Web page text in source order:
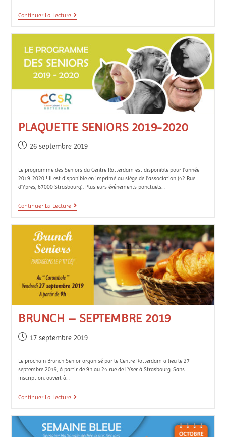
Continuer La Lecture
PLAQUETTE SENIORS 2019-2020
26 septembre 2019
Le programme des Seniors du Centre Rotterdam est disponible pour l'année
2019-2020 ! Il est disponible en imprimé au siège de l’association (42 Rue
d'Ypres, 67000 Strasbourg). Plusieurs événements ponctuels…
Continuer La Lecture
BRUNCH – SEPTEMBRE 2019
17 septembre 2019
Le prochain Brunch Senior organisé par le Centre Rotterdam a lieu le 27
septembre 2019, à partir de 9h au 24 rue de l’Yser à Strasbourg. Sans
inscription, ouvert à…
Continuer La Lecture